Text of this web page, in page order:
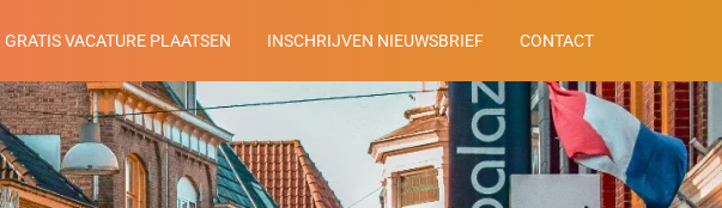
GRATIS VACATURE PLAATSEN INSCHRIJVEN NIEUWSBRIEF CONTACT